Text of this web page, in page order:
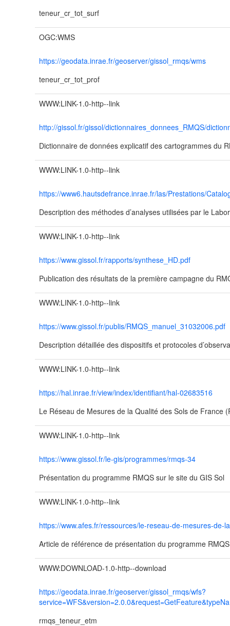
teneur_cr_tot_surf
OGC:WMS
https://geodata.inrae.fr/geoserver/gissol_rmqs/wms
teneur_cr_tot_prof
WWW:LINK-1.0-http--link
http://gissol.fr/gissol/dictionnaires_donnees_RMQS/
Dictionnaire de données explicatif des cartogrammes du
WWW:LINK-1.0-http--link
https://www6.hautsdefrance.inrae.fr/las/Prestations/
Description des méthodes d’analyses utilisées par le
WWW:LINK-1.0-http--link
https://www.gissol.fr/rapports/synthese_HD.pdf
Publication des résultats de la première campagne du
WWW:LINK-1.0-http--link
https://www.gissol.fr/publis/RMQS_manuel_31032006.pdf
Description détaillée des dispositifs et protocoles
WWW:LINK-1.0-http--link
https://hal.inrae.fr/view/index/identifiant/hal-02683516
Le Réseau de Mesures de la Qualité des Sols de France
WWW:LINK-1.0-http--link
https://www.gissol.fr/le-gis/programmes/rmqs-34
Présentation du programme RMQS sur le site du GIS Sol
WWW:LINK-1.0-http--link
https://www.afes.fr/ressources/le-reseau-de-mesures-de-
Article de référence de présentation du programme
WWW:DOWNLOAD-1.0-http--download
https://geodata.inrae.fr/geoserver/gissol_rmqs/wfs?
rmqs_teneur_etm